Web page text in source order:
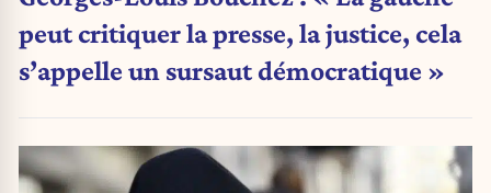
peut critiquer la presse, la justice, cela
s’appelle un sursaut démocratique »